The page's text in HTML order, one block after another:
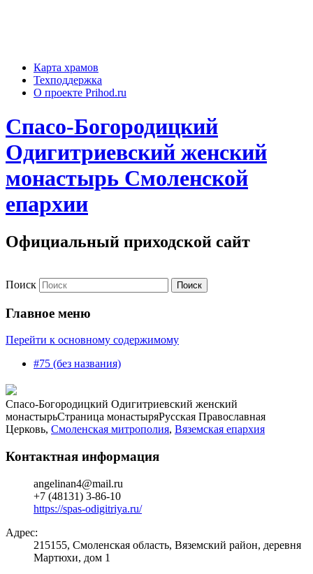
Карта храмов
Техподдержка
О проекте Prihod.ru
Спасо-Богородицкий
Одигитриевский женский
монастырь Смоленской
епархии
Официальный приходской сайт
Поиск
Главное меню
Перейти к основному содержимому
#75 (без названия)
Спасо-Богородицкий Одигитриевский женский
монастырьСтраница монастыряРусская Православная
Церковь, Смоленская митрополия, Вяземская епархия
Контактная информация
angelinan4@mail.ru
+7 (48131) 3-86-10
https://spas-odigitriya.ru/
Адрес:
215155, Смоленская область, Вяземский район, деревня
Мартюхи, дом 1